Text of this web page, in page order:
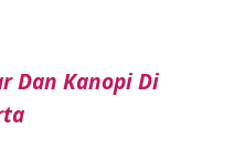
Dan Kanopi Di